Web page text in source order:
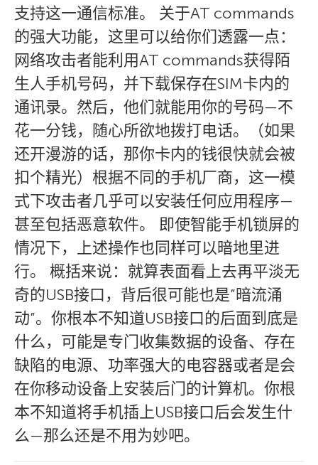
支持这一通信标准。 关于AT commands
的强大功能，这里可以给你们透露一点：
网络攻击者能利用AT commands获得陌
生人手机号码，并下载保存在SIM卡内的
通讯录。然后，他们就能用你的号码—不
花一分钱，随心所欲地拨打电话。（如果
还开漫游的话，那你卡内的钱很快就会被
扣个精光）根据不同的手机厂商，这一模
式下攻击者几乎可以安装任何应用程序—
甚至包括恶意软件。 即使智能手机锁屏的
情况下，上述操作也同样可以暗地里进
行。 概括来说：就算表面看上去再平淡无
奇的USB接口，背后很可能也是”暗流涌
动”。你根本不知道USB接口的后面到底是
什么，可能是专门收集数据的设备、存在
缺陷的电源、功率强大的电容器或者是会
在你移动设备上安装后门的计算机。你根
本不知道将手机插上USB接口后会发生什
么—那么还是不用为妙吧。